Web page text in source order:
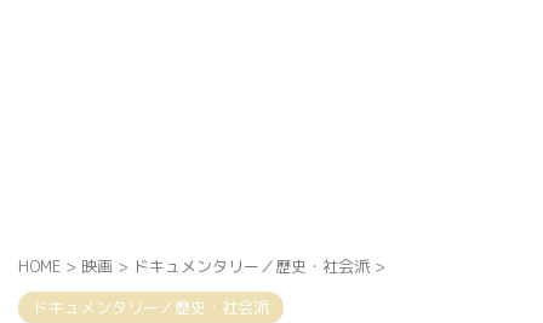
HOME > 映画 > ドキュメンタリー／歴史・社会派 >
ドキュメンタリー／歴史・社会派